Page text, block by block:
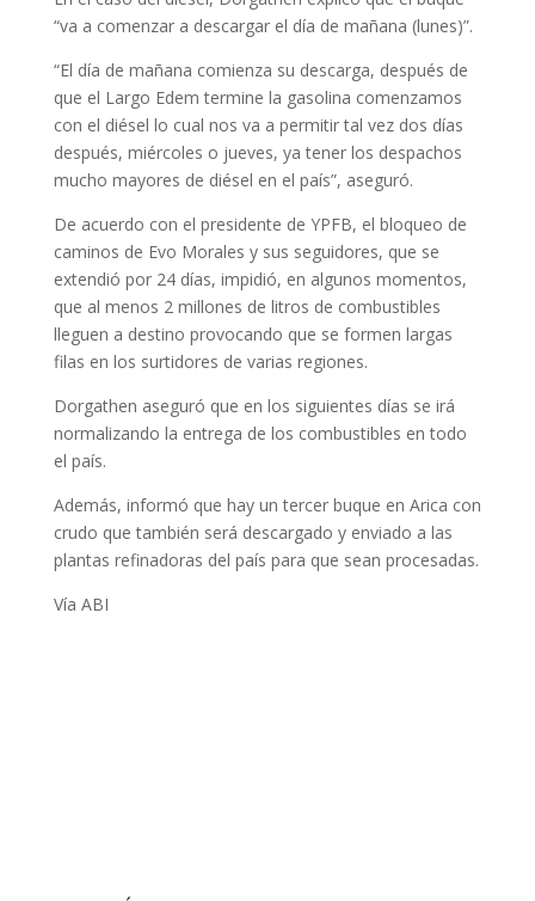
“va a comenzar a descargar el día de mañana (lunes)”.
“El día de mañana comienza su descarga, después de
que el Largo Edem termine la gasolina comenzamos
con el diésel lo cual nos va a permitir tal vez dos días
después, miércoles o jueves, ya tener los despachos
mucho mayores de diésel en el país”, aseguró.
De acuerdo con el presidente de YPFB, el bloqueo de
caminos de Evo Morales y sus seguidores, que se
extendió por 24 días, impidió, en algunos momentos,
que al menos 2 millones de litros de combustibles
lleguen a destino provocando que se formen largas
filas en los surtidores de varias regiones.
Dorgathen aseguró que en los siguientes días se irá
normalizando la entrega de los combustibles en todo
el país.
Además, informó que hay un tercer buque en Arica con
crudo que también será descargado y enviado a las
plantas refinadoras del país para que sean procesadas.
Vía ABI